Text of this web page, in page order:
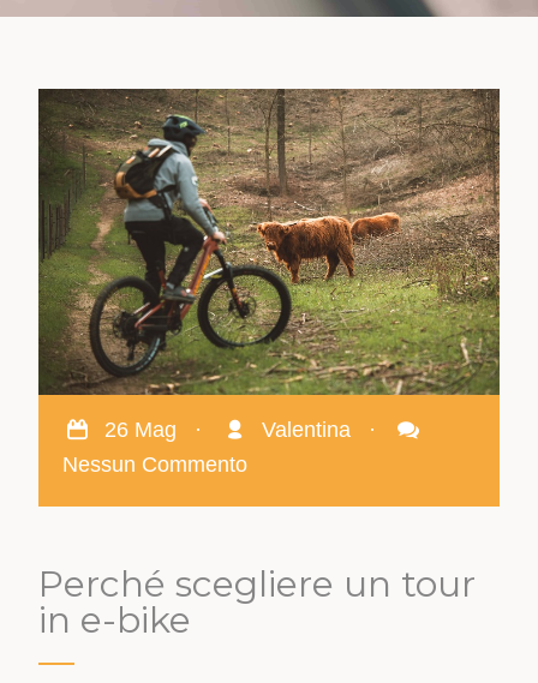
26 Mag · Valentina
·
Nessun Commento
Perché scegliere un tour
in e-bike